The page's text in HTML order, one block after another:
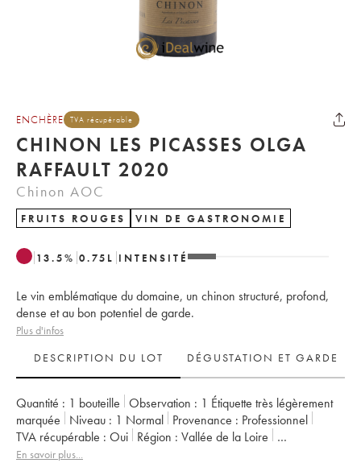
ENCHÈRE TVA récupérable
CHINON LES PICASSES OLGA
RAFFAULT 2020
Chinon AOC
FRUITS ROUGES VIN DE GASTRONOMIE
13.5% 0.75 L INTENSITÉ
Le vin emblématique du domaine, un chinon structuré, profond,
dense et au bon potentiel de garde.
Plus d'infos
DESCRIPTION DU LOT
DÉGUSTATION ET GARDE
Quantité : 1 bouteille Observation : 1 Étiquette très légèrement
marquée
Niveau : 1 Normal Provenance :
professionnel
TVA récupérable :
oui Région :
Vallée de la Loire
Appellation :
En savoir plus...